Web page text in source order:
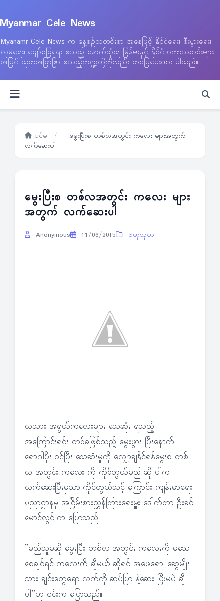
Myanmar Cele News
Myanamr Cele News က နေ့စဉ်သတင်းစာ အနေဖြင့် နိုင်ငံရေး၊ စီးပွားရေး၊
လူမှုရေး၊ ဖျော်ဖြေရေး စသည့် နောက်ဆုံးရ မြန်မာနှင့် နိုင်ငံတကာသတင်းများ
အပြင် သုတအဖြာဖြာ စသည့်ကဏ္ဍတို့ကိုလည်း တင်ပြပေးထား ပါသည်။
ပင်မ /
မွေးပြီးစ တစ်လအတွင်း ကလေး များအတွက်
လက်ဆေးပါ
မွေးပြီးစ တစ်လအတွင်း ကလေး များ
အတွက် လက်ဆေးပါ
Anonymous 11/06/2015 ဗဟုသုတ
လသား အရွယ်ကလေးများ သေဆုံး ရသည့်
အကြောင်းရင်း တစ်ခုဖြစ်သည့် မွေးဖွား ပြီးနောက်
ရောဂါပိုး ဝင်ပြီး သေဆုံးမှုကို လျှော့ချနိုင်ရန်မွေးစ တစ်
လ အတွင်း ကလေး ကို ကိုင်တွယ်မည် ဆို ပါက
လက်ဆေးပြီးမှသာ ကိုင်တွယ်သင့် ကြောင်း ကျန်းမာရေး
ပညာဌာနမှ အငြိမ်းစားညွှန်ကြားရေးမှူး ဒေါက်တာ ဦးခင်
မောင်လွင် က ပြောသည်။
”မည်သူမဆို မွေးပြီး တစ်လ အတွင်း ကလေးကို မသေ
စေချင်ရင် ကလေးကို ချီမယ် ဆိုရင် အဖေရော၊ ဆွေမျိုး
သား ချင်းတွေရော လက်ကို ဆပ်ပြာ နဲ့ဆေး ပြီးမှပဲ ချီ
ပါ”ဟု ၎င်းက ပြောသည်။